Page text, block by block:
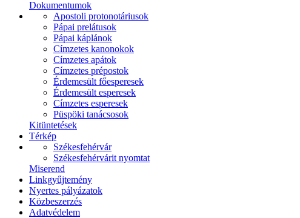
Dokumentumok
Apostoli protonotáriusok
Pápai prelátusok
Pápai káplánok
Címzetes kanonokok
Címzetes apátok
Címzetes prépostok
Érdemesült főesperesek
Érdemesült esperesek
Címzetes esperesek
Püspöki tanácsosok
Kitüntetések
Térkép
Székesfehérvár
Székesfehérvárit nyomtat
Miserend
Linkgyűjtemény
Nyertes pályázatok
Közbeszerzés
Adatvédelem